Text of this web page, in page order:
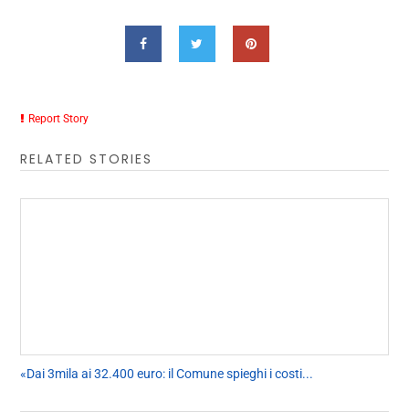
Report Story
RELATED STORIES
«Dai 3mila ai 32.400 euro: il Comune spieghi i costi...